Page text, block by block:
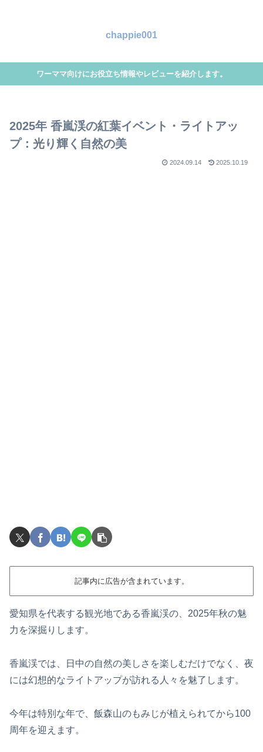
chappie001
ワーママ向けにお役立ち情報やレビューを紹介します。
2025年 香嵐渓の紅葉イベント・ライトアッ
プ：光り輝く自然の美
2024.09.14 2025.10.19
記事内に広告が含まれています。
愛知県を代表する観光地である香嵐渓の、2025年秋の魅
力を深掘りします。
香嵐渓では、日中の自然の美しさを楽しむだけでなく、夜
には幻想的なライトアップが訪れる人々を魅了します。
今年は特別な年で、飯森山のもみじが植えられてから100
周年を迎えます。